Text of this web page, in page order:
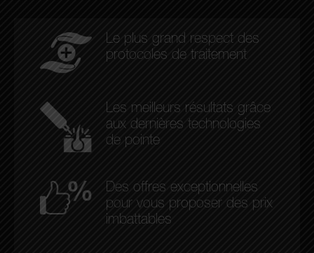
Le plus grand respect des
protocoles de traitement
Les meilleurs résultats grâce
aux dernières technologies
de pointe
Des offres exceptionnelles
pour vous proposer des prix
imbattables